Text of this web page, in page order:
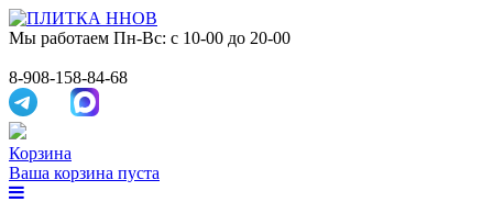
Мы работаем Пн-Вс: с 10-00 до 20-00
8-908-158-84-68
Корзина
Ваша корзина пуста